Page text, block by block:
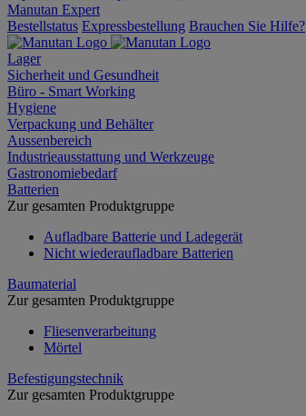
Manutan Expert
Bestellstatus Expressbestellung Brauchen Sie Hilfe?
Lager
Sicherheit und Gesundheit
Büro - Smart Working
Hygiene
Verpackung und Behälter
Aussenbereich
Industrieausstattung und Werkzeuge
Gastronomiebedarf
Batterien
Zur gesamten Produktgruppe
Aufladbare Batterie und Ladegerät
Nicht wiederaufladbare Batterien
Baumaterial
Zur gesamten Produktgruppe
Fliesenverarbeitung
Mörtel
Befestigungstechnik
Zur gesamten Produktgruppe